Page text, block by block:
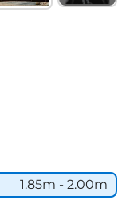
1.85m - 2.00m